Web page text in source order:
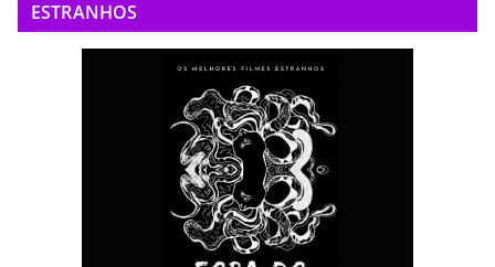
ESTRANHOS